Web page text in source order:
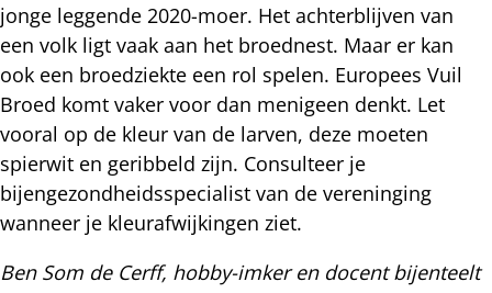
jonge leggende 2020-moer. Het achterblijven van
een volk ligt vaak aan het broednest. Maar er kan
ook een broedziekte een rol spelen. Europees Vuil
Broed komt vaker voor dan menigeen denkt. Let
vooral op de kleur van de larven, deze moeten
spierwit en geribbeld zijn. Consulteer je
bijengezondheidsspecialist van de vereninging
wanneer je kleurafwijkingen ziet.
Ben Som de Cerff, hobby-imker en docent bijenteelt